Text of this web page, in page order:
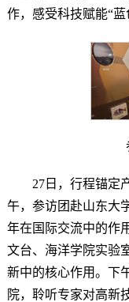
作，感受科技赋能“蓝
27日，行程锚定产
午，参访团赴山东大
年在国际交流中的作
文台、海洋学院实验
新中的核心作用。下
院，聆听专家对高新